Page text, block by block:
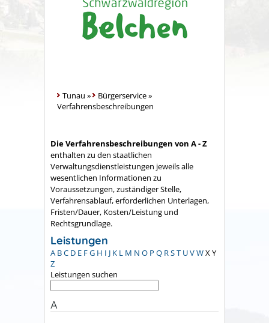
Tunau » Bürgerservice»
Verfahrensbeschreibungen
Die Verfahrensbeschreibungen von A - Z
enthalten zu den staatlichen
Verwaltungsdienstleistungen jeweils alle
wesentlichen Informationen zu
Voraussetzungen, zuständiger Stelle,
Verfahrensablauf, erforderlichen Unterlagen,
Fristen/Dauer, Kosten/Leistung und
Rechtsgrundlage.
Leistungen
A BC D E FG H I J K L M N O P Q RST UVWXY
Z
Leistungen suchen
A